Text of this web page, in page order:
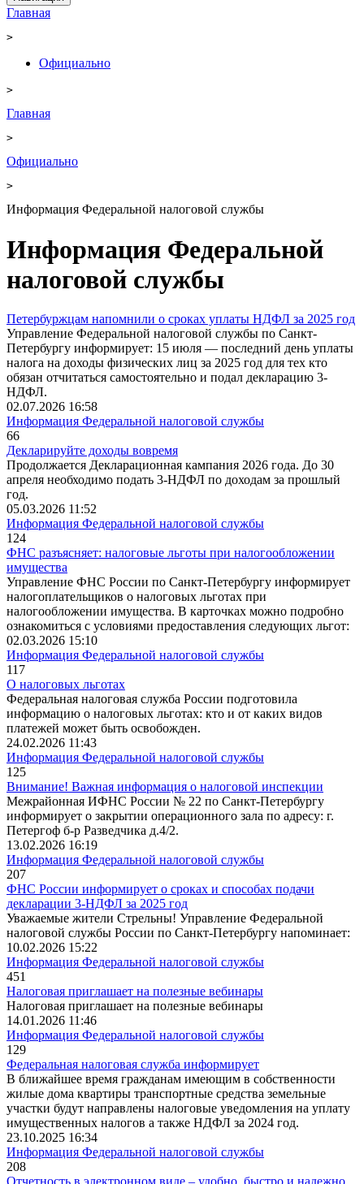
Главная
>
Официально
>
Главная
>
Официально
>
Информация Федеральной налоговой службы
Информация Федеральной
налоговой службы
Петербуржцам напомнили о сроках уплаты НДФЛ за 2025 год
Управление Федеральной налоговой службы по Санкт-
Петербургу информирует: 15 июля — последний день уплаты
налога на доходы физических лиц за 2025 год для тех кто
обязан отчитаться самостоятельно и подал декларацию 3-
НДФЛ.
02.07.2026 16:58
Информация Федеральной налоговой службы
66
Декларируйте доходы вовремя
Продолжается Декларационная кампания 2026 года. До 30
апреля необходимо подать 3-НДФЛ по доходам за прошлый
год.
05.03.2026 11:52
Информация Федеральной налоговой службы
124
ФНС разъясняет: налоговые льготы при налогообложении
имущества
Управление ФНС России по Санкт-Петербургу информирует
налогоплательщиков о налоговых льготах при
налогообложении имущества. В карточках можно подробно
ознакомиться с условиями предоставления следующих льгот:
02.03.2026 15:10
Информация Федеральной налоговой службы
117
О налоговых льготах
Федеральная налоговая служба России подготовила
информацию о налоговых льготах: кто и от каких видов
платежей может быть освобожден.
24.02.2026 11:43
Информация Федеральной налоговой службы
125
Внимание! Важная информация о налоговой инспекции
Межрайонная ИФНС России № 22 по Санкт-Петербургу
информирует о закрытии операционного зала по адресу: г.
Петергоф б-р Разведчика д.4/2.
13.02.2026 16:19
Информация Федеральной налоговой службы
207
ФНС России информирует о сроках и способах подачи
декларации 3-НДФЛ за 2025 год
Уважаемые жители Стрельны! Управление Федеральной
налоговой службы России по Санкт-Петербургу напоминает:
10.02.2026 15:22
Информация Федеральной налоговой службы
451
Налоговая приглашает на полезные вебинары
Налоговая приглашает на полезные вебинары
14.01.2026 11:46
Информация Федеральной налоговой службы
129
Федеральная налоговая служба информирует
В ближайшее время гражданам имеющим в собственности
жилые дома квартиры транспортные средства земельные
участки будут направлены налоговые уведомления на уплату
имущественных налогов а также НДФЛ за 2024 год.
23.10.2025 16:34
Информация Федеральной налоговой службы
208
Отчетность в электронном виде – удобно, быстро и надежно